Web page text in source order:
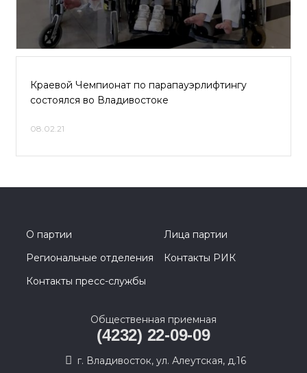
Краевой Чемпионат по парапауэрлифтингу
состоялся во Владивостоке
08.02.21
О партии
Лица партии
Региональные отделения
Контакты РИК
Контакты пресс-службы
Общественная приемная
(4232) 22-09-09
г. Владивосток, ул. Алеутская, д.16